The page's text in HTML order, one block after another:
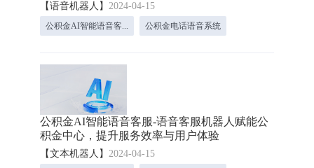
【语音机器人】 2024-04-15
公积金AI智能语音客... 公积金电话语音系统
公积金AI智能语音客服-语音客服机器人赋能公
积金中心，提升服务效率与用户体验
【文本机器人】 2024-04-15